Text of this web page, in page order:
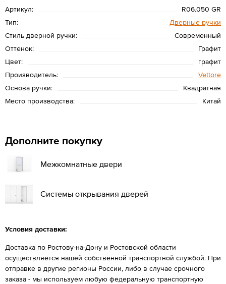
Артикул:
R06.050 GR
Тип:
Дверные ручки
Стиль дверной ручки:
Современный
Оттенок:
Графит
Цвет:
графит
Производитель:
Vettore
Основа ручки:
Квадратная
Место производства:
Китай
Дополните покупку
Межкомнатные двери
Системы открывания дверей
Условия доставки:
Доставка по Ростову-на-Дону и Ростовской области
осуществляется нашей собственной транспортной службой. При
отправке в другие регионы России, либо в случае срочного
заказа - мы используем любую федеральную транспортную